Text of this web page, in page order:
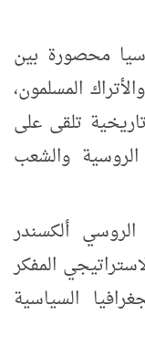
محصورة بين
المسلمون،
تلقى على
والشعب
ألكسندر
المفكر
السياسية